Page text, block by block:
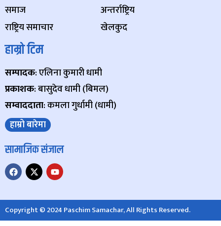
समाज
राष्ट्रिय समाचार
अन्तर्राष्ट्रिय
खेलकुद
हाम्रो टिम
सम्पादक: एलिना कुमारी धामी
प्रकाशक: बासुदेव धामी (बिमल)
सम्वाददाता: कमला गुर्धामी (धामी)
हाम्रो बारेमा
सामाजिक संजाल
Copyright © 2024 Paschim Samachar, All Rights Reserved.